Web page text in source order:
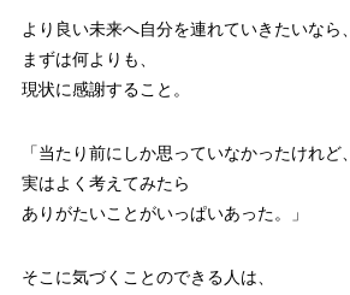
より良い未来へ自分を連れていきたいなら、
まずは何よりも、
現状に感謝すること。
「当たり前にしか思っていなかったけれど、
実はよく考えてみたら
ありがたいことがいっぱいあった。」
そこに気づくことのできる人は、